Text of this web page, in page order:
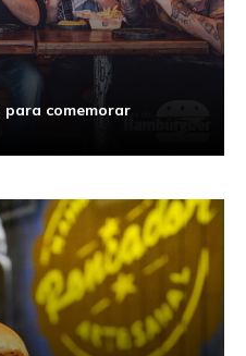
para comemorar